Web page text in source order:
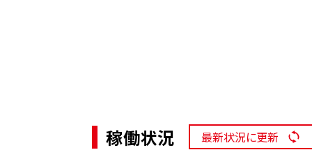
稼働状況 最新状況に更新